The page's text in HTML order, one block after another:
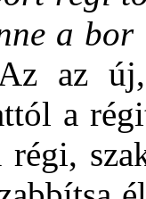
a
Az az új,
a